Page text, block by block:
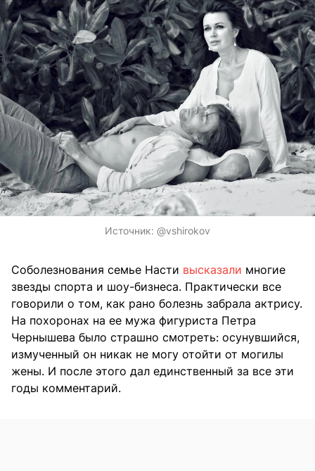
Источник: @vshirokov
Соболезнования семье Насти высказали многие
звезды спорта и шоу-бизнеса. Практически все
говорили о том, как рано болезнь забрала актрису.
На похоронах на ее мужа фигуриста Петра
Чернышева было страшно смотреть: осунувшийся,
измученный он никак не могу отойти от могилы
жены. И после этого дал единственный за все эти
годы комментарий.